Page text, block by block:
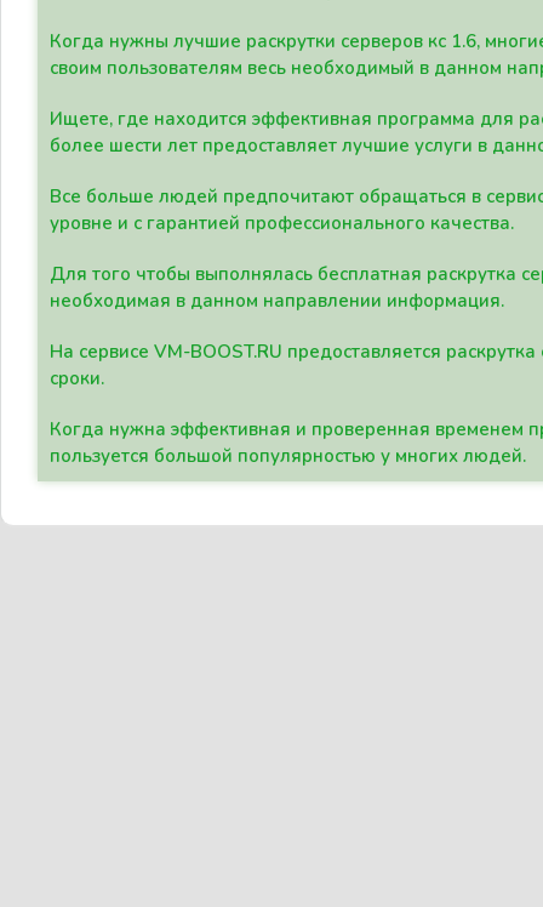
Когда нужны лучшие раскрутки серверов кс 1.6,
своим пользователям весь необходимый в данном
Ищете, где находится эффективная программа для
более шести лет предоставляет лучшие услуги в
Все больше людей предпочитают обращаться в
уровне и с гарантией профессионального качества.
Для того чтобы выполнялась бесплатная раскрутка
необходимая в данном направлении информация.
На сервисе VM-BOOST.RU предоставляется
сроки.
Когда нужна эффективная и проверенная временем
пользуется большой популярностью у многих людей.